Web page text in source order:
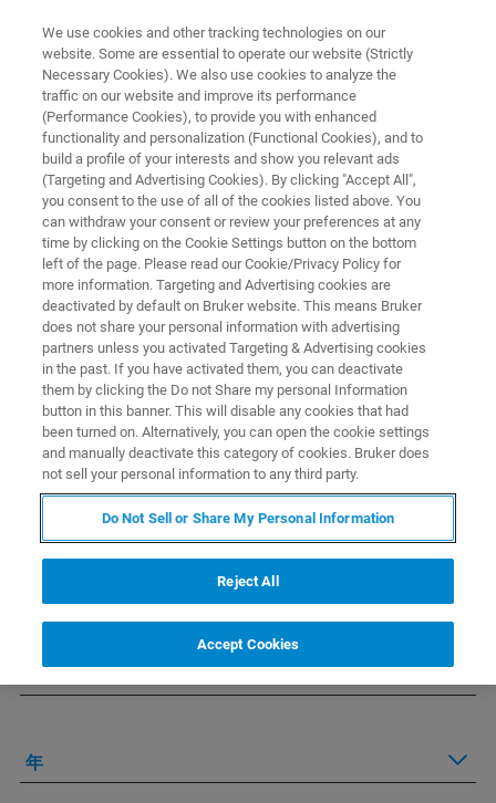
新しいことを学ぶなら今がチャ
ンス
Applied Filters: すべてのフィルターをリセット
年
We use cookies and other tracking technologies on our
website. Some are essential to operate our website (Strictly
Necessary Cookies). We also use cookies to analyze the
traffic on our website and improve its performance
(Performance Cookies), to provide you with enhanced
functionality and personalization (Functional Cookies), and to
build a profile of your interests and show you relevant ads
(Targeting and Advertising Cookies). By clicking "Accept All",
you consent to the use of all of the cookies listed above. You
can withdraw your consent or review your preferences at any
time by clicking on the Cookie Settings button on the bottom
left of the page. Please read our Cookie/Privacy Policy for
more information. Targeting and Advertising cookies are
deactivated by default on Bruker website. This means Bruker
does not share your personal information with advertising
partners unless you activated Targeting & Advertising cookies
in the past. If you have activated them, you can deactivate
them by clicking the Do not Share my personal Information
button in this banner. This will disable any cookies that had
been turned on. Alternatively, you can open the cookie settings
and manually deactivate this category of cookies. Bruker does
not sell your personal information to any third party.
Do Not Sell or Share My Personal Information
Reject All
Accept Cookies